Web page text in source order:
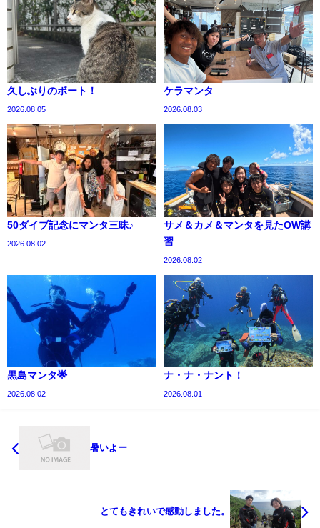
久しぶりのボート！
2026.08.05
ケラマンタ
2026.08.03
50ダイブ記念にマンタ三昧♪
2026.08.02
サメ＆カメ＆マンタを見たOW講
習
2026.08.02
黒島マンタ🌟
2026.08.02
ナ・ナ・ナント！
2026.08.01
暑いよー
とてもきれいで感動しました。